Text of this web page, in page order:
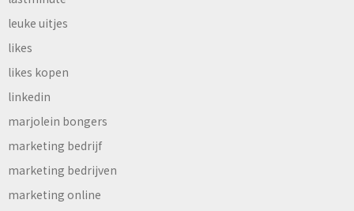
leuke uitjes
likes
likes kopen
linkedin
marjolein bongers
marketing bedrijf
marketing bedrijven
marketing online